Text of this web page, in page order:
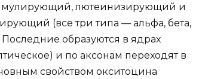
лютеинизирующий и
(все три типа — альфа, бета,
образуются в ядрах
и по аксонам переходят в
свойством окситоцина